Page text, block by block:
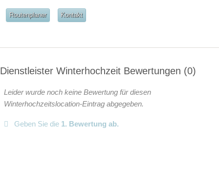
Routenplaner Kontakt
Dienstleister Winterhochzeit Bewertungen 0
Leider wurde noch keine Bewertung für diesen
Winterhochzeitslocation-Eintrag abgegeben.
Geben Sie die 1. Bewertung ab.